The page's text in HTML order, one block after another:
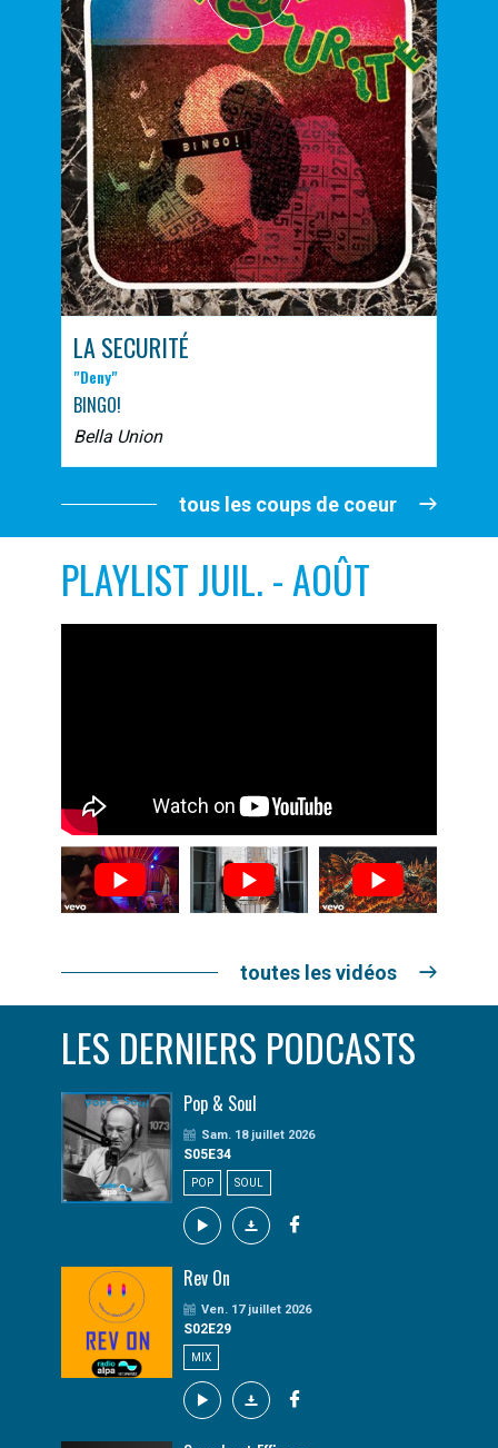
LA SECURITÉ
"Deny"
BINGO!
Bella Union
tous les coups de coeur
PLAYLIST JUIL. - AOÛT
toutes les vidéos
LES DERNIERS PODCASTS
Pop & Soul
Sam. 18 juillet 2026
S05E34
POP SOUL
Rev On
Ven. 17 juillet 2026
S02E29
MIX